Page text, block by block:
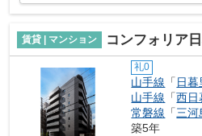
賃貸 | マンション コンフォリア
礼0
山手線 「 日暮
山手線 「西日
常磐線 「三河
築5年